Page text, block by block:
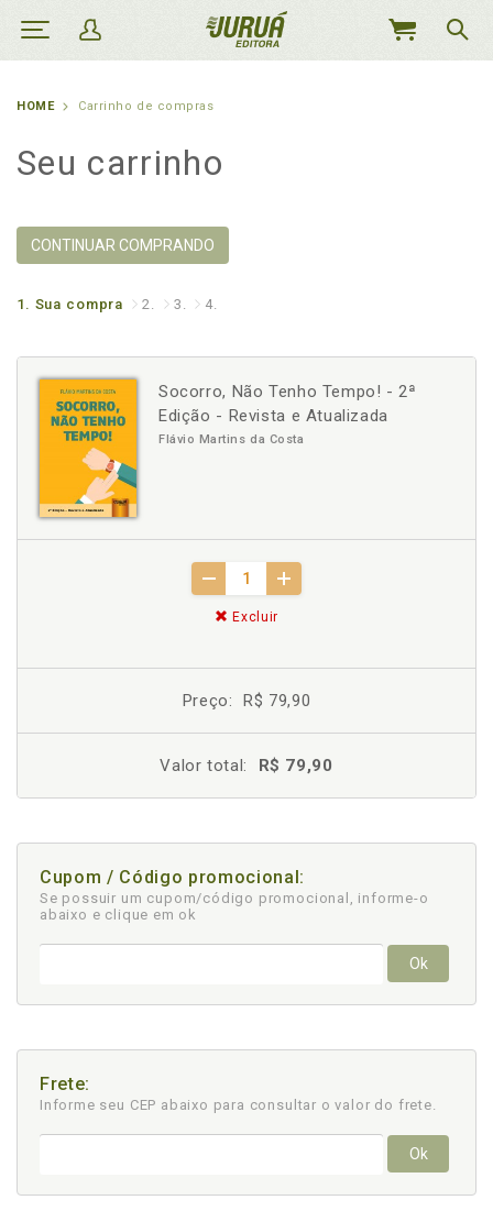
MEU
HOME Carrinho de compras
Seu carrinho
CONTINUAR COMPRANDO
1. Sua compra 2. 3. 4.
Socorro, Não Tenho Tempo! - 2ª
Edição - Revista e Atualizada
Flávio Martins da Costa
Excluir
Preço: R$ 79,90
Valor total: R$ 79,90
Cupom / Código promocional:
Se possuir um cupom/código promocional, informe-o
abaixo e clique em ok
Ok
Frete:
Informe seu CEP abaixo para consultar o valor do frete.
Ok